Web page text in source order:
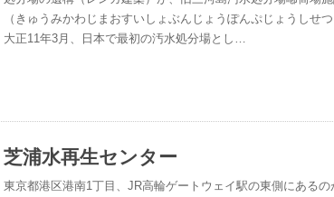
（きゅうみかわじまおすいしょぶんじょうぽんぷじょうしせつ
大正11年3月、日本で最初の汚水処分場とし…
芝浦水再生センター
東京都港区港南1丁目、JR高輪ゲートウェイ駅の東側にあるの